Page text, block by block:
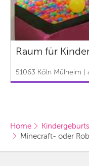
Raum für
51063 Köln Mülheim |
Home
Minecraft- oder